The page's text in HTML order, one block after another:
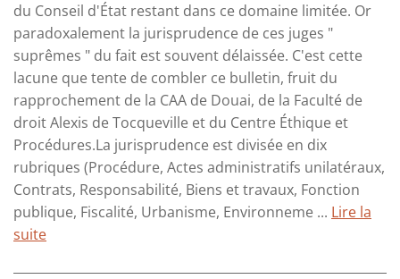
du Conseil d'État restant dans ce domaine limitée. Or
paradoxalement la jurisprudence de ces juges "
suprêmes " du fait est souvent délaissée. C'est cette
lacune que tente de combler ce bulletin, fruit du
rapprochement de la CAA de Douai, de la Faculté de
droit Alexis de Tocqueville et du Centre Éthique et
Procédures.La jurisprudence est divisée en dix
rubriques (Procédure, Actes administratifs unilatéraux,
Contrats, Responsabilité, Biens et travaux, Fonction
publique, Fiscalité, Urbanisme, Environneme ... Lire la
suite